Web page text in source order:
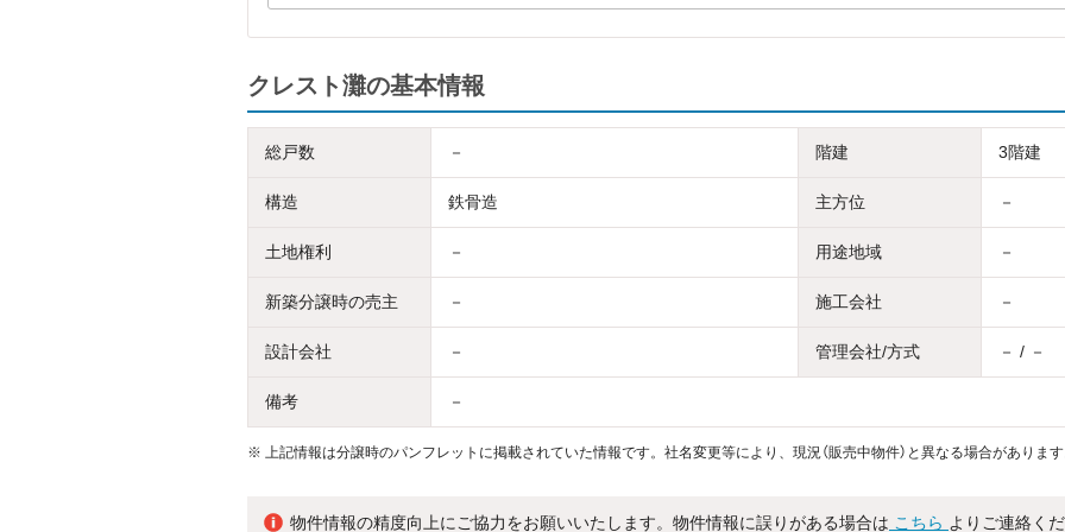
クレスト灘の基本情報
総戸数 － 階建 3階建
構造 鉄骨造 主方位 －
土地権利 － 用途地域 －
新築分譲時の売主 － 施工会社 －
設計会社 － 管理会社/方式 － / －
備考 －
※ 上記情報は分譲時のパンフレットに掲載されていた情報です。社名変更等により、現況（販売中物件）と異なる場合があります
物件情報の精度向上にご協力をお願いいたします。物件情報に誤りがある場合は こちら よりご連絡くだ